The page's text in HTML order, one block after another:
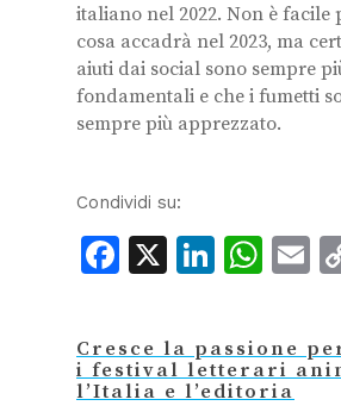
italiano nel 2022. Non è facile
cosa accadrà nel 2023, ma
aiuti dai social sono sempre
fondamentali e che i fumetti
sempre più apprezzato.
Condividi su:
Facebook
X
Cresce la passione
i festival letterari
l’Italia e l’editoria